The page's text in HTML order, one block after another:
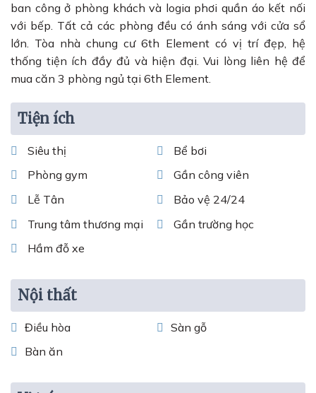
ban công ở phòng khách và logia phơi quần áo kết nối
với bếp. Tất cả các phòng đều có ánh sáng với cửa sổ
lớn. Tòa nhà chung cư 6th Element có vị trí đẹp, hệ
thống tiện ích đầy đủ và hiện đại. Vui lòng liên hệ để
mua căn 3 phòng ngủ tại 6th Element.
Tiện ích
Siêu thị
Bể bơi
Phòng gym
Gần công viên
Lễ Tân
Bảo vệ 24/24
Trung tâm thương mại
Gần trường học
Hầm đỗ xe
Nội thất
Điều hòa
Sàn gỗ
Bàn ăn